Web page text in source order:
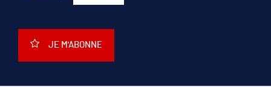
JE M'ABONNE